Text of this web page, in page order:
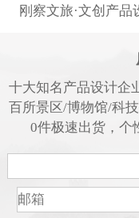
刚察文旅·文创产品
十大知名产品设计企
百所景区/博物馆/科
0件极速出货，个